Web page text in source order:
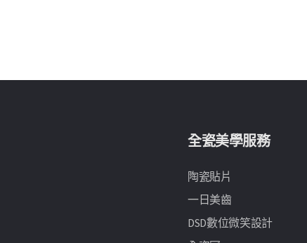
全瓷美學服務
陶瓷貼片
一日美齒
DSD數位微笑設計